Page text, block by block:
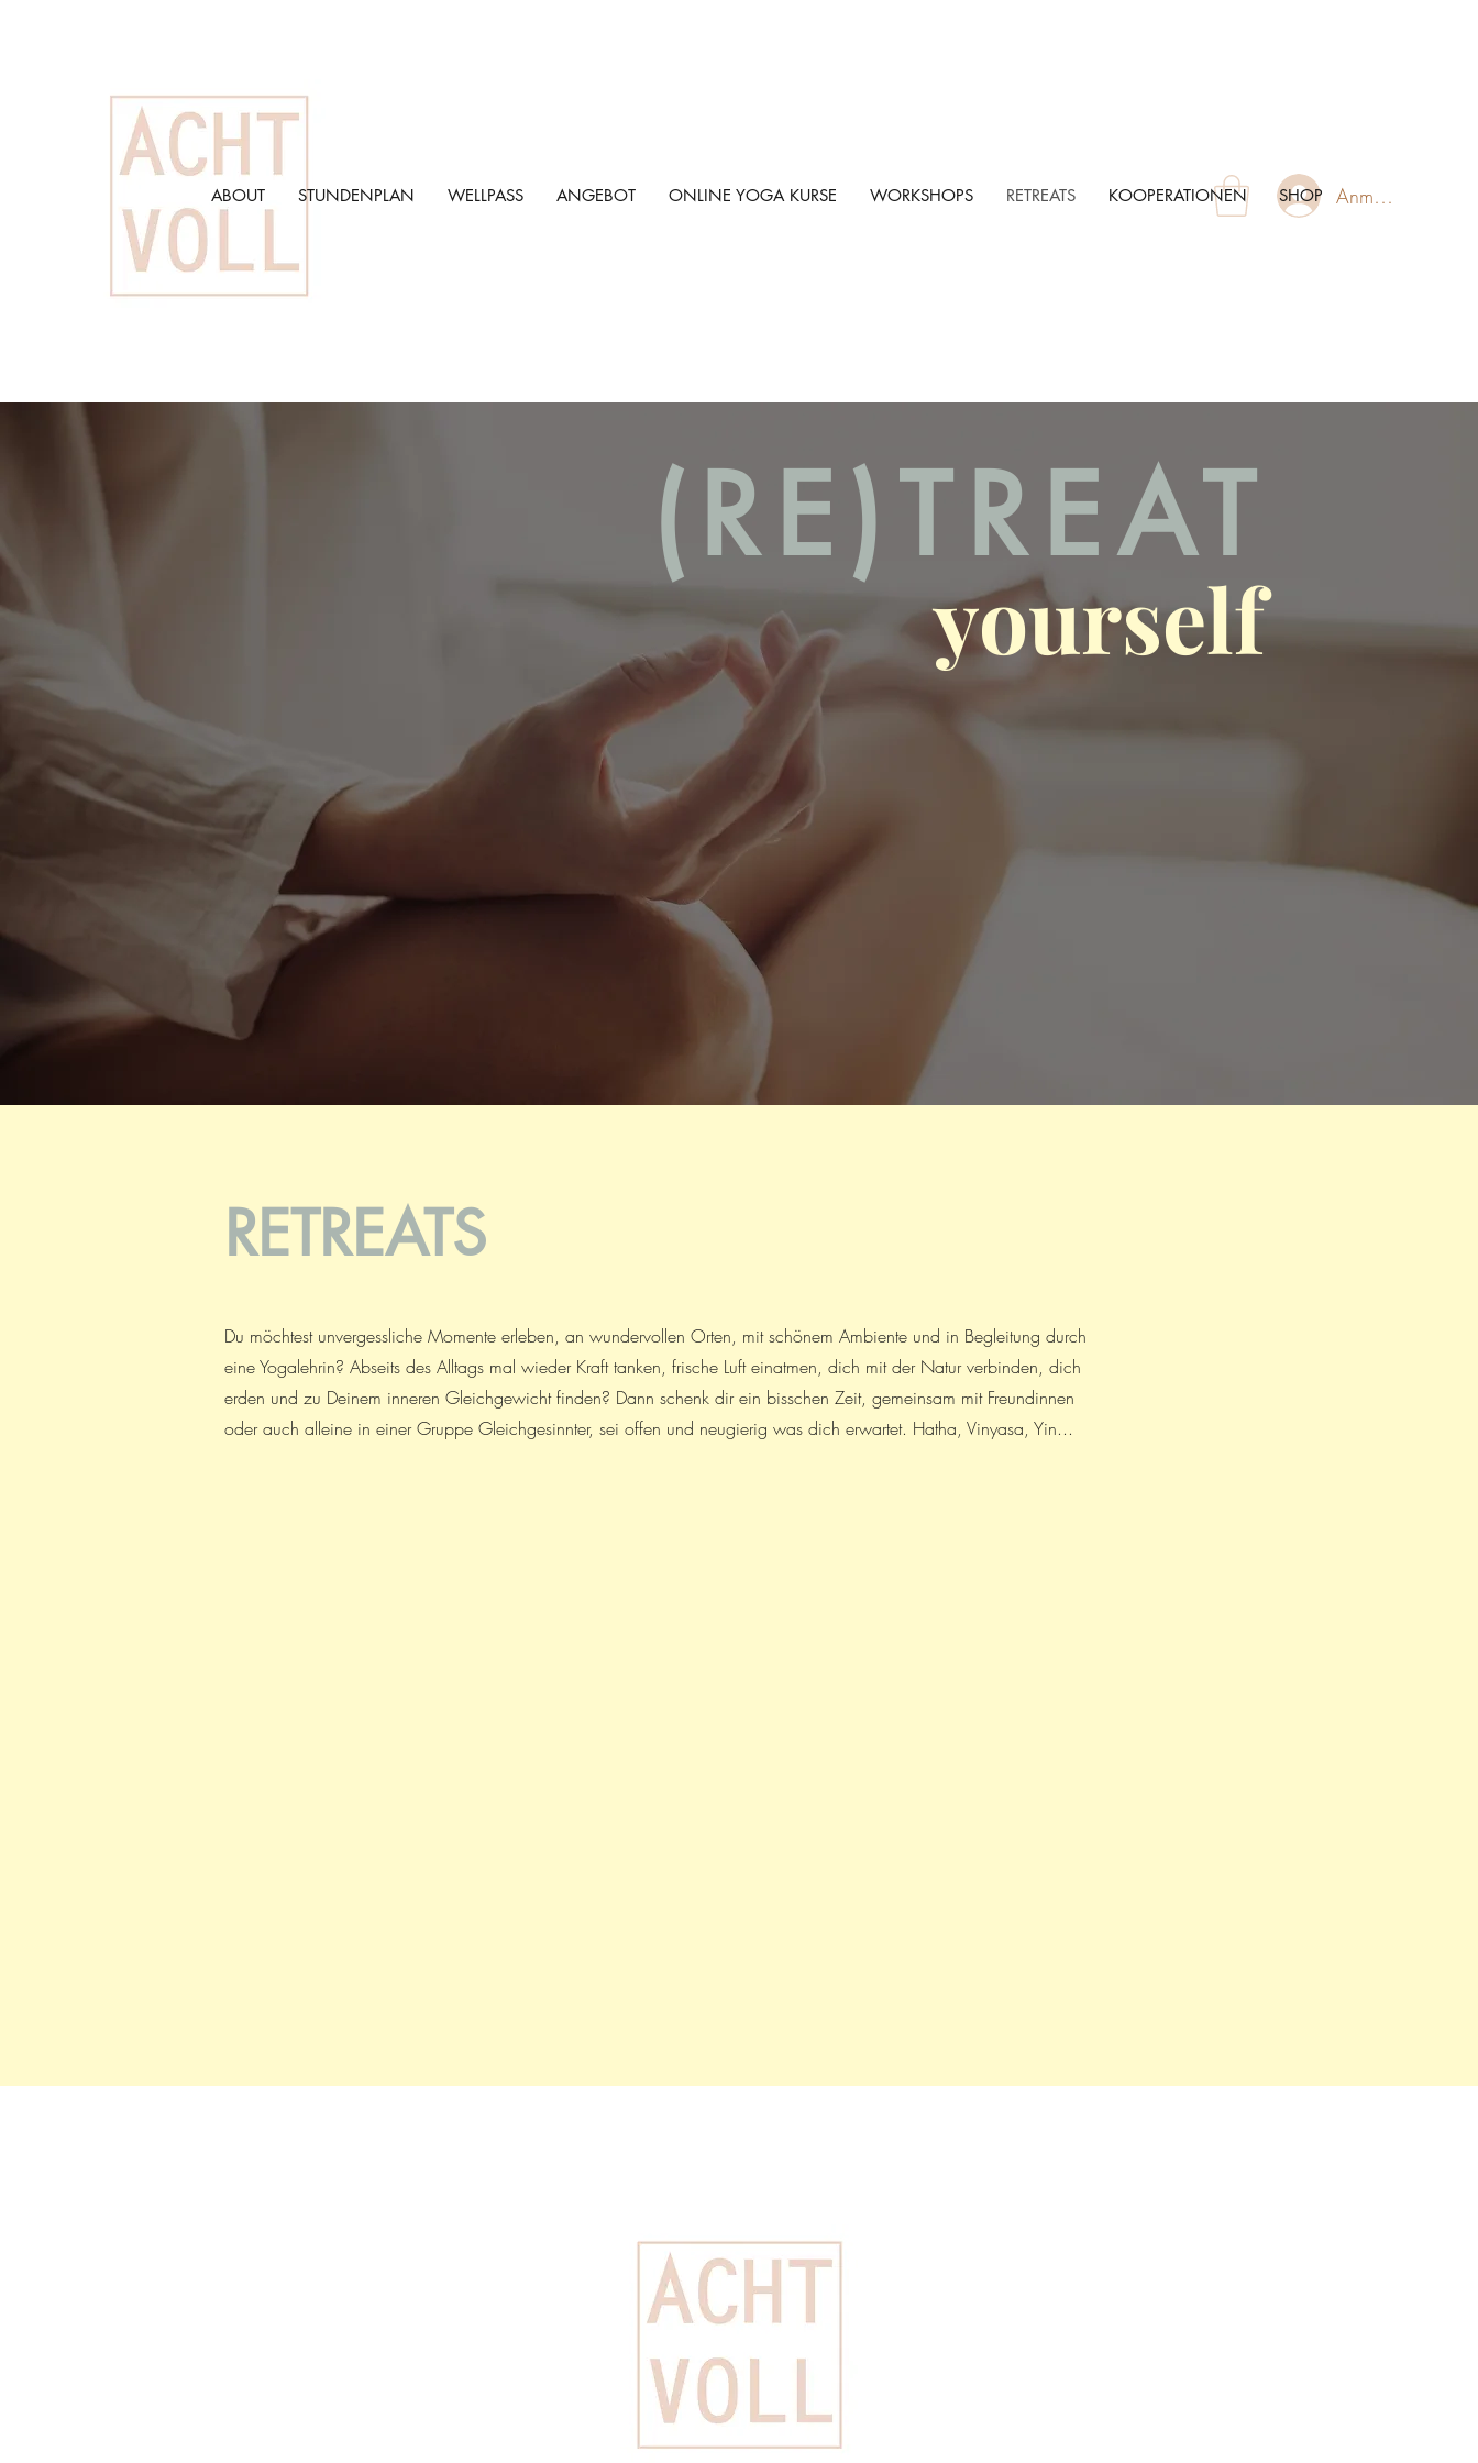
Anmelden
ABOUT STUNDENPLAN WELLPASS ANGEBOT ONLINE YOGA KURSE WORKSHOPS RETREATS KOOPERATIONEN SHOP
(RE)TREAT
yourself
RETREATS
Du möchtest unvergessliche Momente erleben, an wundervollen Orten, mit schönem Ambiente und in Begleitung durch
eine Yogalehrin? Abseits des Alltags mal wieder Kraft tanken, frische Luft einatmen, dich mit der Natur verbinden, dich
erden und zu Deinem inneren Gleichgewicht finden? Dann schenk dir ein bisschen Zeit, gemeinsam mit Freundinnen
oder auch alleine in einer Gruppe Gleichgesinnter, sei offen und neugierig was dich erwartet. Hatha, Vinyasa, Yin...